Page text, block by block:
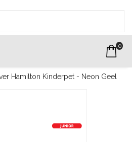
0
Hamilton Kinderpet - Neon Geel